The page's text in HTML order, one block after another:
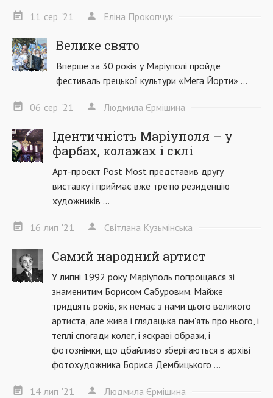
11 сер '21 Еліна Прокопчук
Велике свято
Вперше за 30 років у Маріуполі пройде
фестиваль грецької культури «Мега Йорти» ...
06 сер '21 Людмила Єрмішина
Ідентичність Маріуполя – у
фарбах, колажах і склі
Арт-проєкт Post Most представив другу
виставку і приймає вже третю резиденцію
художників ...
16 лип '21 Світлана Кузьмінська
Самий народний артист
У липні 1992 року Маріуполь попрощався зі
знаменитим Борисом Сабуровим. Майже
тридцять років, як немає з нами цього великого
артиста, але жива і глядацька пам'ять про нього, і
теплі спогади колег, і яскраві образи, і
фотознімки, що дбайливо зберігаються в архіві
фотохудожника Бориса Дембицького ...
14 лип '21 Людмила Єрмішина